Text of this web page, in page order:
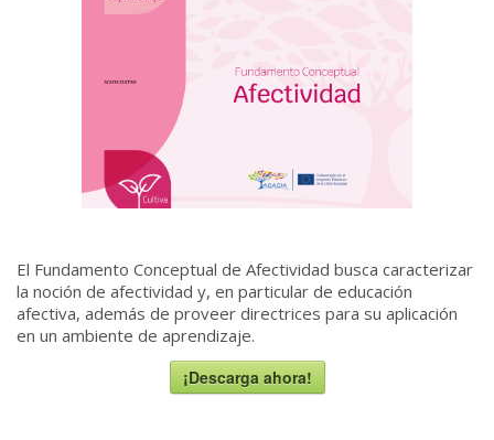
El Fundamento Conceptual de Afectividad busca caracterizar
la noción de afectividad y, en particular de educación
afectiva, además de proveer directrices para su aplicación
en un ambiente de aprendizaje.
¡Descarga ahora!